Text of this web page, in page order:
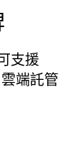
支援
端託管